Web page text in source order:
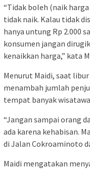
“Tidak boleh (naik
tidak naik. Kalau tidak
hanya untung Rp 2.000
konsumen jangan
kenaikkan harga,” kata
Menurut Maidi, saat
menambah jumlah
tempat banyak
“Jangan sampai orang
ada karena kehabisan.
di Jalan Cokroaminoto
Maidi mengatakan